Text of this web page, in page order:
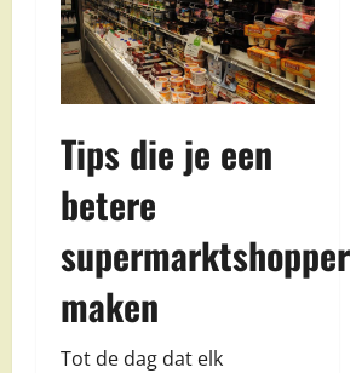
Tips die je een
betere
supermarktshopper
maken
Tot de dag dat elk